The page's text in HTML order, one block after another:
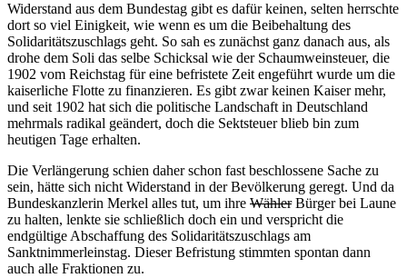
Widerstand aus dem Bundestag gibt es dafür keinen, selten herrschte
dort so viel Einigkeit, wie wenn es um die Beibehaltung des
Solidaritätszuschlags geht. So sah es zunächst ganz danach aus, als
drohe dem Soli das selbe Schicksal wie der Schaumweinsteuer, die
1902 vom Reichstag für eine befristete Zeit engeführt wurde um die
kaiserliche Flotte zu finanzieren. Es gibt zwar keinen Kaiser mehr,
und seit 1902 hat sich die politische Landschaft in Deutschland
mehrmals radikal geändert, doch die Sektsteuer blieb bin zum
heutigen Tage erhalten.
Die Verlängerung schien daher schon fast beschlossene Sache zu
sein, hätte sich nicht Widerstand in der Bevölkerung geregt. Und da
Bundeskanzlerin Merkel alles tut, um ihre WählerBürger bei Laune
zu halten, lenkte sie schließlich doch ein und verspricht die
endgültige Abschaffung des Solidaritätszuschlags am
Sanktnimmerleinstag. Dieser Befristung stimmten spontan dann
auch alle Fraktionen zu.